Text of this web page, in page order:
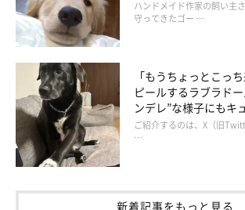
ハンドメイド作家の飼い主
守ってきたゴー …
「もうちょっとこっ
ピールするラブラド
ンデレ”な様子にもキ
ご紹介するのは、X（旧
…
新着記事をもっと見る